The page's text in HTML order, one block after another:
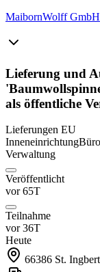
MaibornWolff GmbH
Lieferung und
als öffentliche
Lieferungen EU
Inneneinrichtung
Verwaltung
Veröffentlicht
vor 65T
Teilnahme
vor 36T
Heute
66386 St. Ingbert